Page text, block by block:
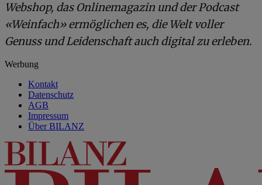
Webshop, das Onlinemagazin und der Podcast
«Weinfach» ermöglichen es, die Welt voller
Genuss und Leidenschaft auch digital zu erleben.
Werbung
Kontakt
Datenschutz
AGB
Impressum
Über BILANZ